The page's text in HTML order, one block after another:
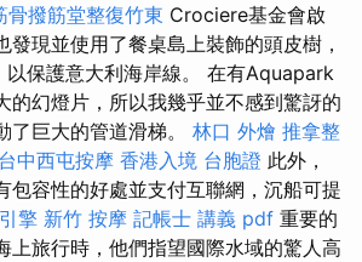
骨撥筋堂整復竹東 Crociere基金會啟
發現並使用了餐桌島上裝飾的頭皮樹，
以保護意大利海岸線。 在有Aquapark
的幻燈片，所以我幾乎並不感到驚訝的
了巨大的管道滑梯。 林口 外燴 推拿整
台中西屯按摩 香港入境 台胞證 此外，
包容性的好處並支付互聯網，沉船可提
擎 新竹 按摩 記帳士 講義 pdf 重要的
上旅行時，他們指望國際水域的驚人高